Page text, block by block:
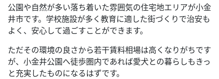
公園や自然が多い落ち着いた雰囲気の住宅地エリアが小金
井市です。学校施設が多く教育に適した街づくりで治安も
よく、安心して過ごすことができます。
ただその環境の良さから若干賃料相場は高くなりがちです
が、小金井公園へ徒歩圏内であれば愛犬との暮らしもきっ
と充実したものになるはずです。